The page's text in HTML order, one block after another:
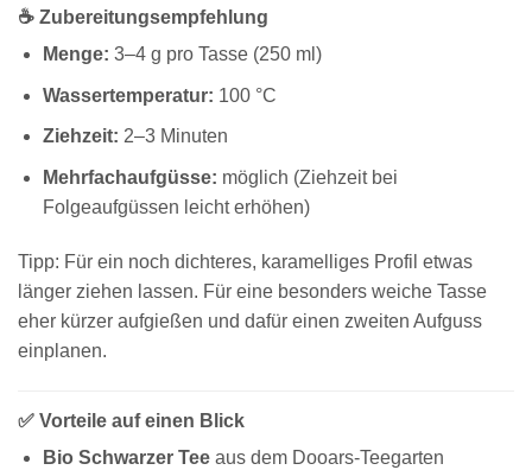
☕ Zubereitungsempfehlung
Menge: 3–4 g pro Tasse (250 ml)
Wassertemperatur: 100 °C
Ziehzeit: 2–3 Minuten
Mehrfachaufgüsse: möglich (Ziehzeit bei
Folgeaufgüssen leicht erhöhen)
Tipp: Für ein noch dichteres, karamelliges Profil etwas
länger ziehen lassen. Für eine besonders weiche Tasse
eher kürzer aufgießen und dafür einen zweiten Aufguss
einplanen.
✅ Vorteile auf einen Blick
Bio Schwarzer Teeaus dem Dooars-Teegarten